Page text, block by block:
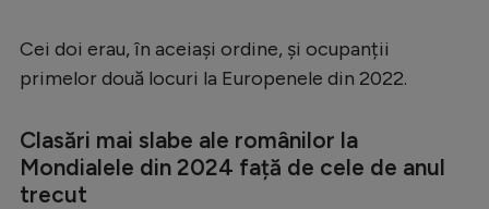
Clasamente
Tenis
Cei doi erau, în aceiași ordine, și ocupanții
primelor două locuri la Europenele din 2022.
Clasări mai slabe ale românilor la
Mondialele din 2024 față de cele de anul
trecut